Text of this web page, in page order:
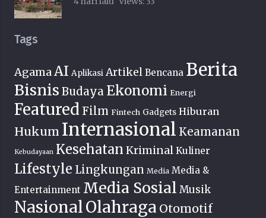
Tags
AgamaAI Aplikasi Artikel Bencana Berita
Bisnis Budaya Ekonomi Energi
Featured Film Fintech Gadgets Hiburan
Hukum Internasional Keamanan
Kebudayaan Kesehatan Kriminal Kuliner
Lifestyle Lingkungan Media Media &
Entertainment Media Sosial Musik
NasionalOlahraga Otomotif